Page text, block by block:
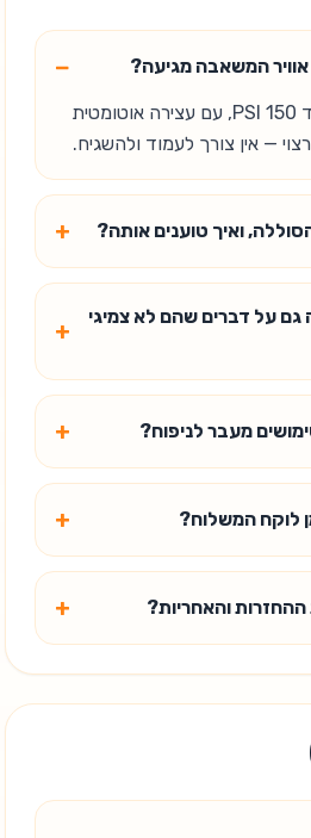
המשאבה מגיעה? −
טווח לחץ אוויר של 3 עד 150 PSI, עם עצירה אוטומטית
— אין צורך לעמוד ולהשגיח.
ואיך טוענים אותה? +
על דברים שהם לא צמיגי
+
מעבר לניפוח? +
לוקח המשלוח? +
ההחזרות והאחריות? +